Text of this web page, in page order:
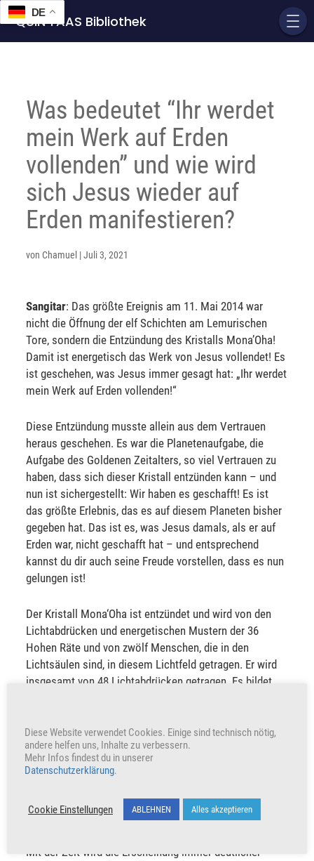
QUIN'TAAS Bibliothek
Was bedeutet “Ihr werdet
mein Werk auf Erden
vollenden” und wie wird
sich Jesus wieder auf
Erden manifestieren?
vonChamuel |Juli 3, 2021
Sangitar: Das größte Ereignis am 11. Mai 2014 war
nicht die Öffnung der elf Schichten am Lemurischen
Tore, sondern die Entzündung des Kristalls Mona’Oha!
Damit ist energetisch das Werk von Jesus vollendet! Es
ist geschehen, was Jesus immer gesagt hat: „Ihr werdet
mein Werk auf Erden vollenden!“
Diese Entzündung musste allein aus dem Vertrauen
heraus geschehen. Es war die Planetenaufgabe, die
Aufgabe des Goldenen Zeitalters, so viel Vertrauen zu
haben, dass sich dieser Kristall entzünden kann – und
nun ist sichergestellt: Wir haben es geschafft! Es ist
das größte Erlebnis, das es auf diesem Planeten bisher
gegeben hat. Das ist es, was Jesus damals, als er auf
Erden war, nicht geschafft hat – und entsprechend
kannst du dir auch seine Freude vorstellen, dass es nun
gelungen ist!
Der Kristall Mona‘Oha ist entzündet und wird von den
Lichtabdrücken und energetischen Mustern der 36
Hohen Räte und von zwölf Menschen, die in den
Lichtsäulen sind, in diesem Lichtfeld getragen. Er wird
insgesamt von 48 Lichtabdrücken getragen. Es bildet
auch Jesus wieder zeigen.
Es wird nicht so sein, dass Jesus erscheint, aus seiner
einmal wird Jesus dort als Lichterscheinung
wahrgenommen werden. Die Menschen werden sich auf
Mit der Zeit wird die Erscheinung immer deutlicher
Diese Website verwendet Cookies. Einige sind technisch nötig,
andere helfen uns, Inhalte zu verbessern.
Mehr Infos findest du in unserer
Datenschutzerklärung.
Cookie Einstellungen ABLEHNEN Alles akzeptieren
DE